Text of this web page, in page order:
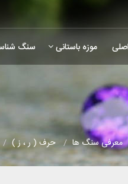
موزه باستانی سنگ
معرفی سنگ ها حرف ( ر ، ز )